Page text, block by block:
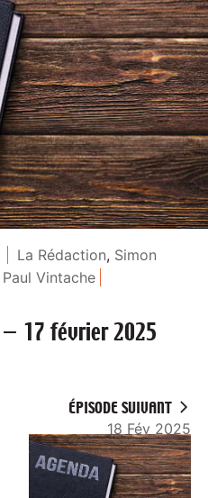
La Rédaction, Simon
Paul Vintache
— 17 février 2025
ÉPISODE SUIVANT
18 Fév 2025